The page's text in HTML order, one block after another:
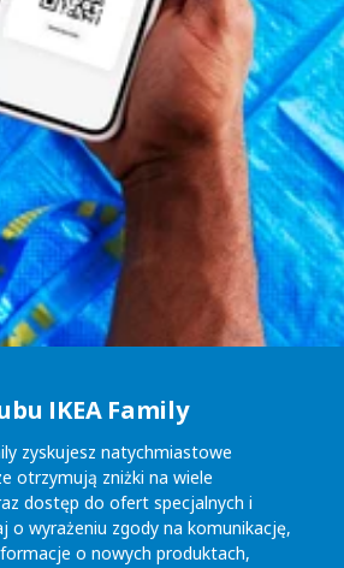
IKEA Family
zyskujesz natychmiastowe
otrzymują zniżki na wiele
dostęp do ofert specjalnych i
o wyrażeniu zgody na komunikację,
o nowych produktach,